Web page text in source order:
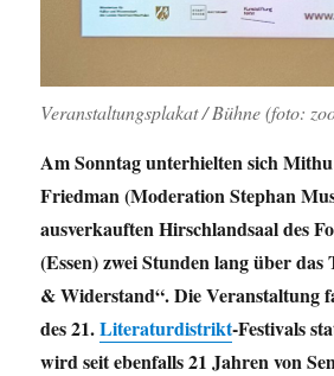
Veranstaltungsplakat / Bühne (foto:
Am Sonntag unterhielten sich
Friedman (Moderation Stephan
ausverkauften Hirschlandsaal des
(Essen) zwei Stunden lang über das
& Widerstand“. Die Veranstaltung
des 21.Literaturdistrikt-Festivals
wird seit ebenfalls 21 Jahren von